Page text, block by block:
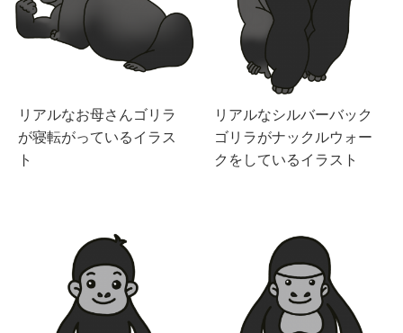
リアルなお母さんゴリラ
が寝転がっているイラス
ト
リアルなシルバーバック
ゴリラがナックルウォー
クをしているイラスト